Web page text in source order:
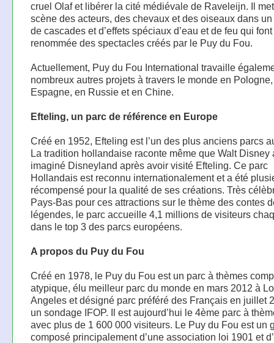
cruel Olaf et libérer la cité médiévale de Raveleijn. Il
scène des acteurs, des chevaux et des oiseaux dans
de cascades et d’effets spéciaux d’eau et de feu qui
renommée des spectacles créés par le Puy du Fou.
Actuellement, Puy du Fou International travaille
nombreux autres projets à travers le monde en
Espagne, en Russie et en Chine.
Efteling, un parc de référence en Europe
Créé en 1952, Efteling est l’un des plus anciens parcs
La tradition hollandaise raconte même que Walt Disney
imaginé Disneyland après avoir visité Efteling. Ce parc
Hollandais est reconnu internationalement et a été
récompensé pour la qualité de ses créations. Très
Pays-Bas pour ces attractions sur le thème des contes
légendes, le parc accueille 4,1 millions de visiteurs
dans le top 3 des parcs européens.
A propos du Puy du Fou
Créé en 1978, le Puy du Fou est un parc à thèmes
atypique, élu meilleur parc du monde en mars 2012 à
Angeles et désigné parc préféré des Français en juillet
un sondage IFOP. Il est aujourd’hui le 4ème parc à
avec plus de 1 600 000 visiteurs. Le Puy du Fou est un
composé principalement d’une association loi 1901 et